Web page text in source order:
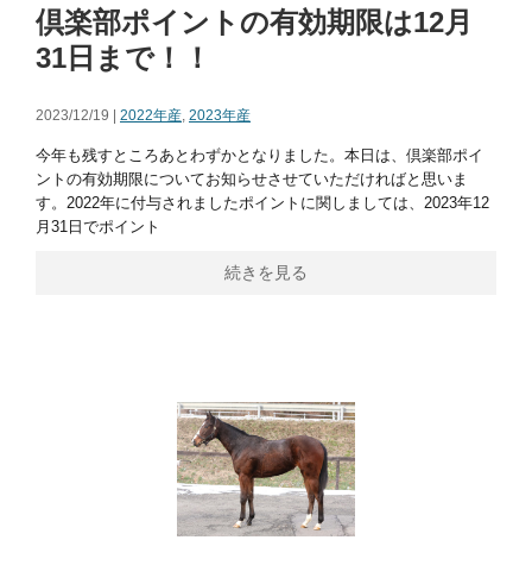
倶楽部ポイントの有効期限は12月
31日まで！！
2023/12/19 | 2022年産, 2023年産
今年も残すところあとわずかとなりました。本日は、倶楽部ポイ
ントの有効期限についてお知らせさせていただければと思いま
す。2022年に付与されましたポイントに関しましては、2023年12
月31日でポイント
続きを見る